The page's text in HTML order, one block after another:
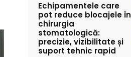
Echipamentele care
pot reduce blocajele în
chirurgia
stomatologică:
precizie, vizibilitate și
suport tehnic rapid